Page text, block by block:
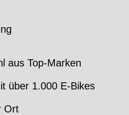
aus Top-Marken
über 1.000 E-Bikes
Ort